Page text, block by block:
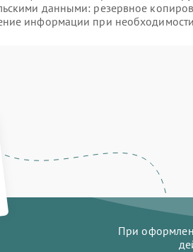
данными: резервное
информации при необходимости
При